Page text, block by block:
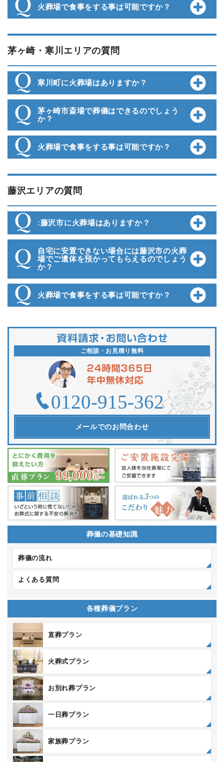
火葬場で食事をする事は可能ですか？
茅ヶ崎・寒川エリアの質問
寒川町に火葬場はありますか？
茅ヶ崎市斎場で葬儀はできるのでしょう
か？
火葬場で食事をする事は可能ですか？
藤沢エリアの質問
:藤沢市に火葬場はありますか？
自宅に安置できない場合には藤沢市の火葬
場でご遺体を預かってもらえるのでしょう
か？
火葬場で食事をする事は可能ですか？
ご相談・お見積り無料
メールでのお問合わせ
葬儀の基礎知識
葬儀の流れ
よくある質問
各種葬儀プラン
直葬プラン
火葬式プラン
お別れ葬プラン
一日葬プラン
家族葬プラン